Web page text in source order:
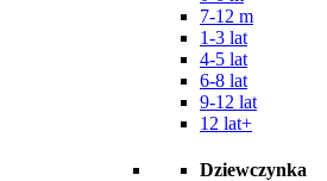
7-12 m
1-3 lat
4-5 lat
6-8 lat
9-12 lat
12 lat+
Dziewczynka